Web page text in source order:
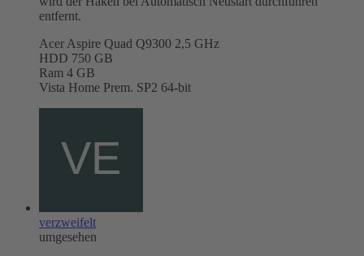
entfernt.
Acer Aspire Quad Q9300 2,5 GHz
HDD 750 GB
Ram 4 GB
Vista Home Prem. SP2 64-bit
verzweifelt
umgesehen